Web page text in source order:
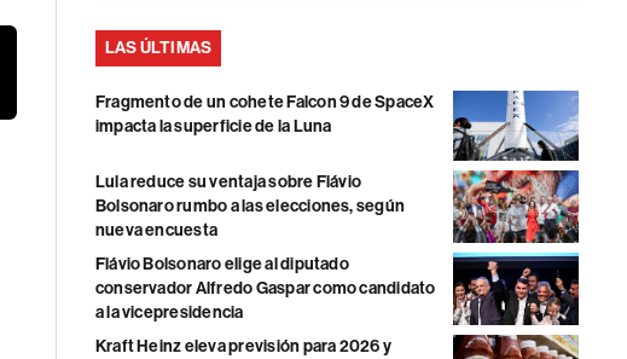
LAS ÚLTIMAS
Fragmento de un cohete Falcon 9 de SpaceX
impacta la superficie de la Luna
Lula reduce su ventaja sobre Flávio
Bolsonaro rumbo a las elecciones, según
nueva encuesta
Flávio Bolsonaro elige al diputado
conservador Alfredo Gaspar como candidato
a la vicepresidencia
Kraft Heinz eleva previsión para 2026 y